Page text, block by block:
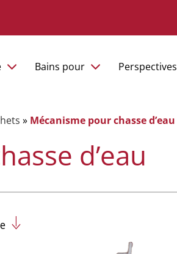
Bains pour Perspectives
» Mécanisme pour chasse d’eau
d’eau